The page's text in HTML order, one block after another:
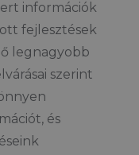
információk
fejlesztések
legnagyobb
szerint
és